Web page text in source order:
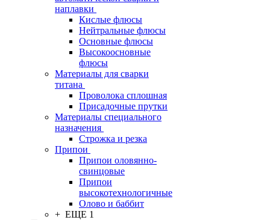
наплавки
Кислые флюсы
Нейтральные флюсы
Основные флюсы
Высокоосновные
флюсы
Материалы для сварки
титана
Проволока сплошная
Присадочные прутки
Материалы специального
назначения
Строжка и резка
Припои
Припои оловянно-
свинцовые
Припои
высокотехнологичные
Олово и баббит
+ ЕЩЕ 1